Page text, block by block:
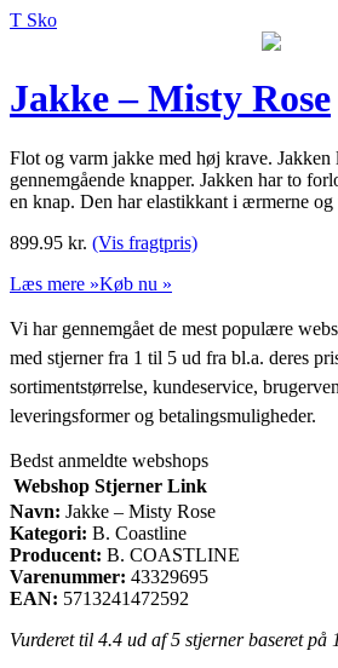
T Sko
Jakke – Misty Rose
Flot og varm jakke med høj krave. Jakken
gennemgående knapper. Jakken har to
en knap. Den har elastikkant i ærmerne og
899.95 kr. (Vis fragtpris)
Læs mere »Køb nu »
Vi har gennemgået de mest populære
med stjerner fra 1 til 5 ud fra bl.a. deres
sortimentstørrelse, kundeservice,
leveringsformer og betalingsmuligheder.
Bedst anmeldte webshops
Webshop Stjerner Link
Navn: Jakke – Misty Rose
Kategori: B. Coastline
Producent: B. COASTLINE
Varenummer: 43329695
EAN: 5713241472592
Vurderet til 4.4 ud af 5 stjerner baseret på